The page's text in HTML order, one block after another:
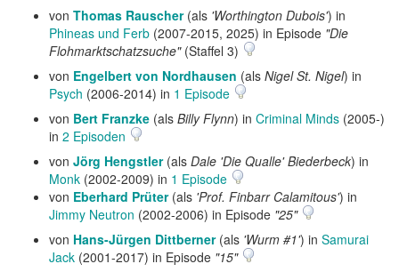
von Thomas Rauscher(als 'Worthington Dubois') in
Phineas und Ferb (2007-2015, 2025) in Episode "Die
Flohmarktschatzsuche"(Staffel 3)
von Engelbert von Nordhausen (als Nigel St. Nigel) in
Psych (2006-2014) in 1 Episode
von Bert Franzke (als Billy Flynn) in Criminal Minds (2005-)
in 2 Episoden
von Jörg Hengstler(als Dale 'Die Qualle' Biederbeck) in
Monk (2002-2009) in 1 Episode
von Eberhard Prüter(als 'Prof. Finbarr Calamitous') in
Jimmy Neutron (2002-2006) in Episode "25"
von Hans-Jürgen Dittberner(als 'Wurm #1') in Samurai
Jack (2001-2017) in Episode "15"